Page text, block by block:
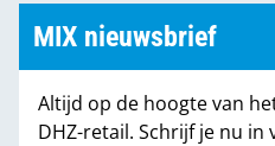
Partners
MIX nieuwsbrief
Altijd op de hoogte van
DHZ-retail. Schrijf je nu